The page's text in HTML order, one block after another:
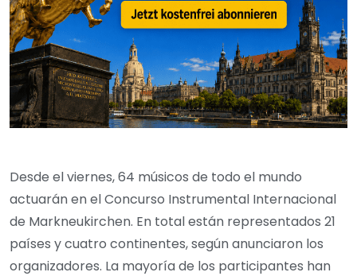
Desde el viernes, 64 músicos de todo el mundo
actuarán en el Concurso Instrumental Internacional
de Markneukirchen. En total están representados 21
países y cuatro continentes, según anunciaron los
organizadores. La mayoría de los participantes han